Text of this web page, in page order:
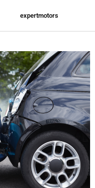
expertmotors